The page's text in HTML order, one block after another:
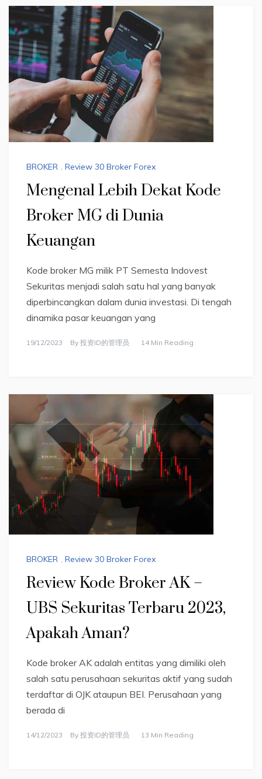
BROKER Review 30 Broker Forex
Mengenal Lebih Dekat Kode
Broker MG di Dunia
Keuangan
Kode broker MG milik PT Semesta Indovest
Sekuritas menjadi salah satu hal yang banyak
diperbincangkan dalam dunia investasi. Di tengah
dinamika pasar keuangan yang
19/12/2023 By 投资ID的管理员 14 Min Reading
BROKER Review 30 Broker Forex
Review Kode Broker AK –
UBS Sekuritas Terbaru 2023,
Apakah Aman?
Kode broker AK adalah entitas yang dimiliki oleh
salah satu perusahaan sekuritas aktif yang sudah
terdaftar di OJK ataupun BEI. Perusahaan yang
berada di
14/12/2023 By 投资ID的管理员 13 Min Reading